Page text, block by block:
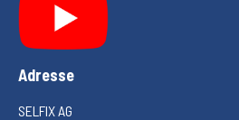
Adresse
SELFIX AG